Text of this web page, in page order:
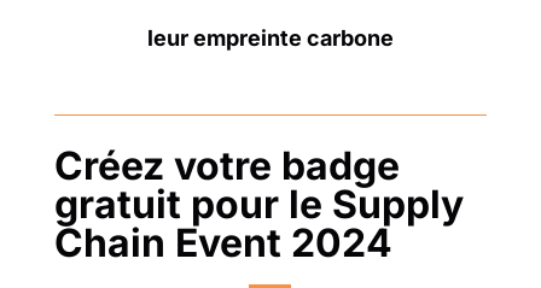
leur empreinte carbone
Créez votre badge
gratuit pour le Supply
Chain Event 2024